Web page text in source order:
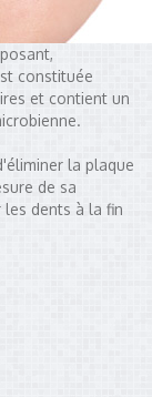
constituée
et contient un
la plaque
de sa
dents à la fin